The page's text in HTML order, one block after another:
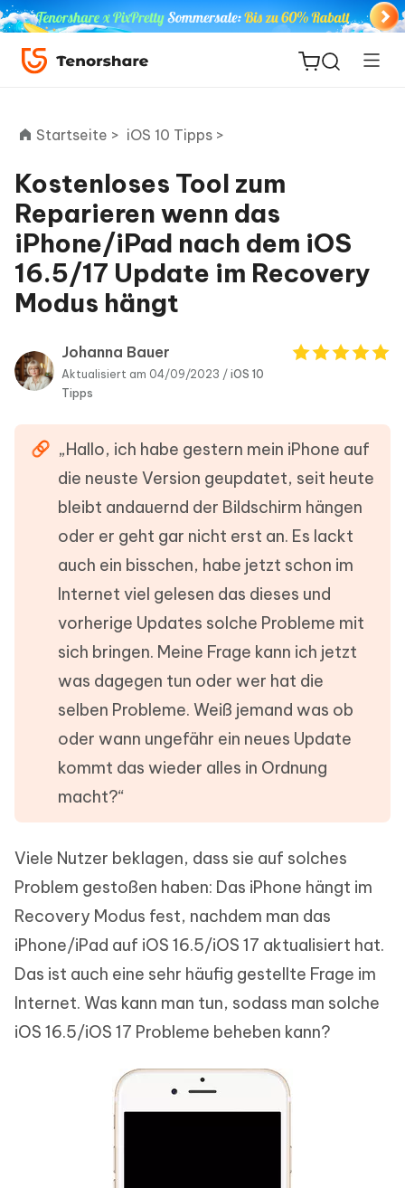
ReiBoot
for iOS
PDNob
PDF
Editor
Neu
iAnyGo
Startseite > iOS 10 Tipps >
Kostenloses Tool zum
Reparieren wenn das
iPhone/iPad nach dem iOS
16.5/17 Update im Recovery
Modus hängt
Johanna Bauer
Aktualisiert am 04/09/2023 / iOS 10
Tipps
„Hallo, ich habe gestern mein iPhone auf
die neuste Version geupdatet, seit heute
bleibt andauernd der Bildschirm hängen
oder er geht gar nicht erst an. Es lackt
auch ein bisschen, habe jetzt schon im
Internet viel gelesen das dieses und
vorherige Updates solche Probleme mit
sich bringen. Meine Frage kann ich jetzt
was dagegen tun oder wer hat die
selben Probleme. Weiß jemand was ob
oder wann ungefähr ein neues Update
kommt das wieder alles in Ordnung
macht?“
Viele Nutzer beklagen, dass sie auf solches
Problem gestoßen haben: Das iPhone hängt im
Recovery Modus fest, nachdem man das
iPhone/iPad auf iOS 16.5/iOS 17 aktualisiert hat.
Das ist auch eine sehr häufig gestellte Frage im
Internet. Was kann man tun, sodass man solche
iOS 16.5/iOS 17 Probleme beheben kann?